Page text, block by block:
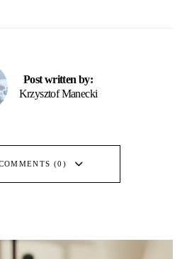
Post written by:
Krzysztof Manecki
(0)